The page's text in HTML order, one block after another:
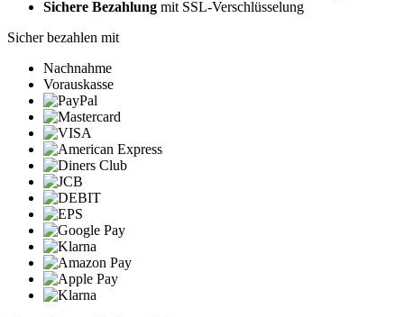
Sichere Bezahlung mit SSL-Verschlüsselung
Sicher bezahlen mit
Nachnahme
Vorauskasse